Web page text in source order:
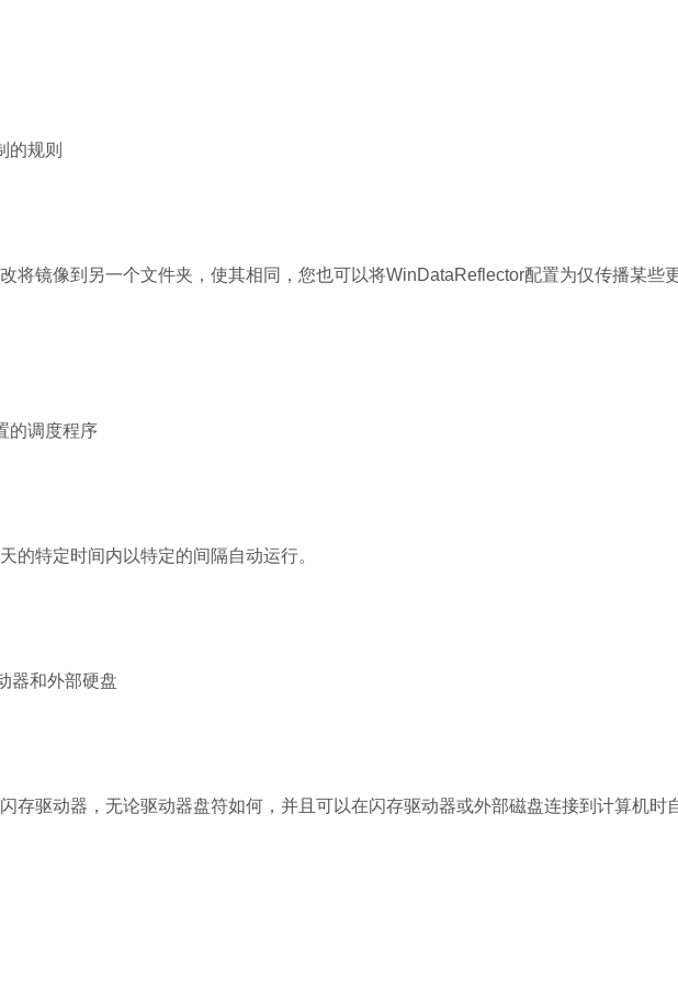
的规则
将镜像到另一个文件夹，使其相同，您也可以将WinDataReflector配置为仅传播某些
的调度程序
的特定时间内以特定的间隔自动运行。
器和外部硬盘
存驱动器，无论驱动器盘符如何，并且可以在闪存驱动器或外部磁盘连接到计算机时